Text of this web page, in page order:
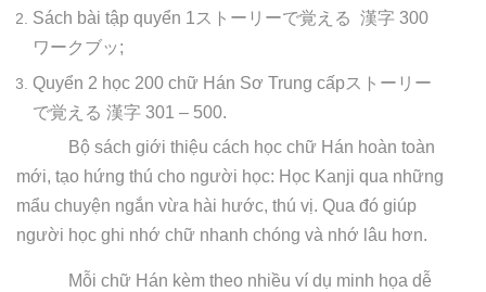
Sách bài tập quyển 1ストーリーで覚える 漢字 300
ワークブッ ;
Quyển 2 học 200 chữ Hán Sơ Trung cấpストーリー
で覚える 漢字 301 – 500.
Bộ sách giới thiệu cách học chữ Hán hoàn toàn
mới, tạo hứng thú cho người học: Học Kanji qua những
mẩu chuyện ngắn vừa hài hước, thú vị. Qua đó giúp
người học ghi nhớ chữ nhanh chóng và nhớ lâu hơn.
Mỗi chữ Hán kèm theo nhiều ví dụ minh họa dễ